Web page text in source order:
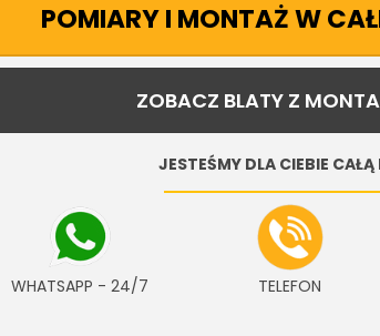
POMIARY I MONTAŻ W
ZOBACZ BLATY Z
JESTEŚMY DLA CIEBIE CAŁĄ
WHATSAPP - 24/7 TELEFON